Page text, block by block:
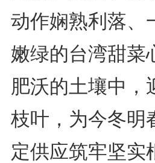
动作娴熟利落、
嫩绿的台湾甜菜
肥沃的土壤中，
枝叶，为今冬明
定供应筑牢坚实